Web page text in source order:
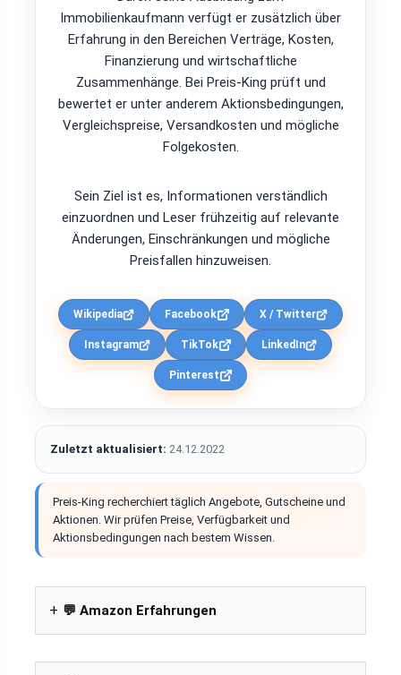
Immobilienkaufmann verfügt er zusätzlich über
Erfahrung in den Bereichen Verträge, Kosten,
Finanzierung und wirtschaftliche
Zusammenhänge. Bei Preis-King prüft und
bewertet er unter anderem Aktionsbedingungen,
Vergleichspreise, Versandkosten und mögliche
Folgekosten.
Sein Ziel ist es, Informationen verständlich
einzuordnen und Leser frühzeitig auf relevante
Änderungen, Einschränkungen und mögliche
Preisfallen hinzuweisen.
Wikipedia Facebook X / Twitter
Instagram TikTok LinkedIn
Pinterest
Zuletzt aktualisiert: 24.12.2022
Preis-King recherchiert täglich Angebote, Gutscheine und
Aktionen. Wir prüfen Preise, Verfügbarkeit und
Aktionsbedingungen nach bestem Wissen.
💬 Amazon Erfahrungen